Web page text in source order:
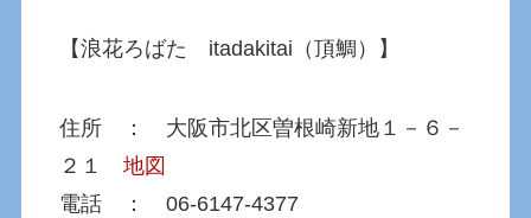
【浪花ろばた itadakitai（頂鯛）】
住所 ： 大阪市北区曽根崎新地１－６－
２１地図
電話 ： 06-6147-4377